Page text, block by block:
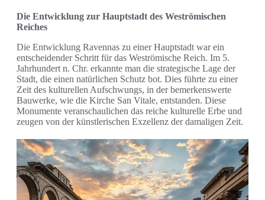
Die Entwicklung zur Hauptstadt des Weströmischen
Reiches
Die Entwicklung Ravennas zu einer Hauptstadt war ein
entscheidender Schritt für das Weströmische Reich. Im 5.
Jahrhundert n. Chr. erkannte man die strategische Lage der
Stadt, die einen natürlichen Schutz bot. Dies führte zu einer
Zeit des kulturellen Aufschwungs, in der bemerkenswerte
Bauwerke, wie die Kirche San Vitale, entstanden. Diese
Monumente veranschaulichen das reiche kulturelle Erbe und
zeugen von der künstlerischen Exzellenz der damaligen Zeit.